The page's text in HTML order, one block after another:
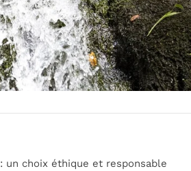
: un choix éthique et responsable